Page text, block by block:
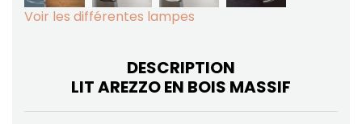
Voir les différentes lampes
DESCRIPTION
LIT AREZZO EN BOIS MASSIF